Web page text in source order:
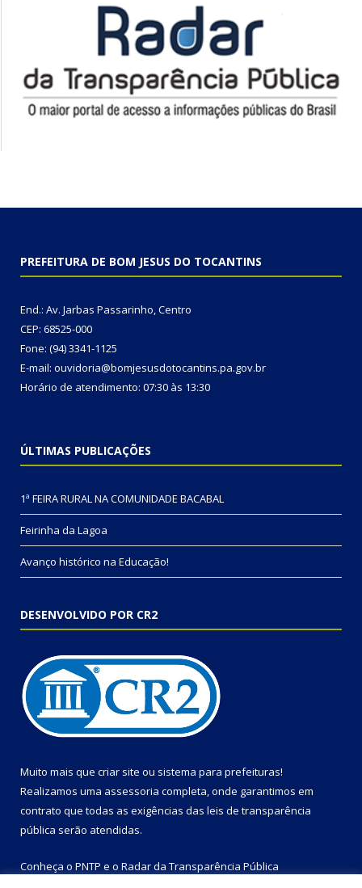
PREFEITURA DE BOM JESUS DO TOCANTINS
End.: Av. Jarbas Passarinho, Centro
CEP: 68525-000
Fone: (94) 3341-1125
E-mail: ouvidoria@bomjesusdotocantins.pa.gov.br
Horário de atendimento: 07:30 às 13:30
ÚLTIMAS PUBLICAÇÕES
1ª FEIRA RURAL NA COMUNIDADE BACABAL
Feirinha da Lagoa
Avanço histórico na Educação!
DESENVOLVIDO POR CR2
Muito mais que criar site ou sistema para prefeituras!
Realizamos uma assessoria completa, onde garantimos em
contrato que todas as exigências das leis de transparência
pública serão atendidas.
Conheça o PNTP e o Radar da Transparência Pública